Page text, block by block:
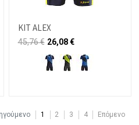
KIT ALEX
45,76€ 26,08€
1 2 3 4 Επόμενο